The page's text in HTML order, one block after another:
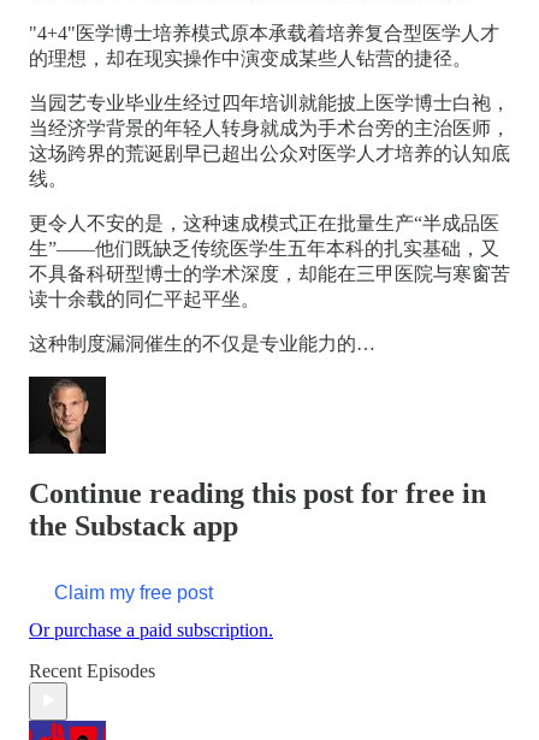
"4+4"医学博士培养模式原本承载着培养复合型医学人才
的理想，却在现实操作中演变成某些人钻营的捷径。
当园艺专业毕业生经过四年培训就能披上医学博士白袍，
当经济学背景的年轻人转身就成为手术台旁的主治医师，
这场跨界的荒诞剧早已超出公众对医学人才培养的认知底
线。
更令人不安的是，这种速成模式正在批量生产“半成品医
生”——他们既缺乏传统医学生五年本科的扎实基础，又
不具备科研型博士的学术深度，却能在三甲医院与寒窗苦
读十余载的同仁平起平坐。
这种制度漏洞催生的不仅是专业能力的…
Continue reading this post for free in
the Substack app
Claim my free post
Or purchase a paid subscription.
Recent Episodes